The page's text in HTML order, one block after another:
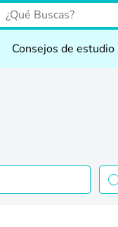
Consejos de estudio